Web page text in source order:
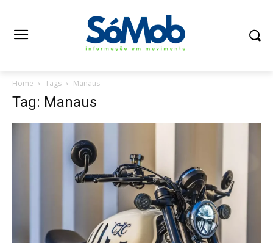
Home Tags Manaus
Tag: Manaus